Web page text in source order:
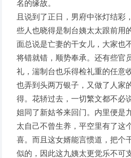
名的缘故。
且说到了正日，男府中张灯结彩
些人也晓得是制台姨太太跟前用
面总说是亡妻的干女儿，大家也
将错就错，顺势奉承。还有些官
礼，湍制台也乐得检礼重的任意
也弄到头两万银子，又做了人家
得。花轿过去，一切繁文都不必
姐同了新姑爷来回门。内里便是
太自己不曾生养，平空里有了这
喜。而且这女婿能言惯道，把个
似的，因此这九姨太更觉乐不可